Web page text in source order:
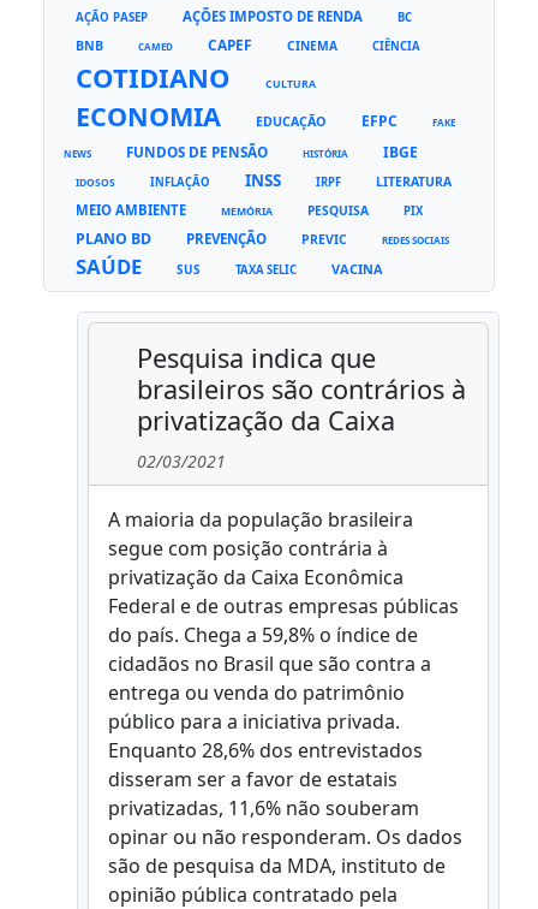
AÇÃO PASEP AÇÕES IMPOSTO DE RENDA BC
BNB CAMED CAPEF CINEMA CIÊNCIA
COTIDIANO CULTURA
ECONOMIA EDUCAÇÃO EFPC FAKE
NEWS FUNDOS DE PENSÃO HISTÓRIA IBGE
IDOSOS INFLAÇÃO INSS IRPF LITERATURA
MEIO AMBIENTE MEMÓRIA PESQUISA PIX
PLANO BD PREVENÇÃO PREVIC REDES SOCIAIS
SAÚDE SUS TAXA SELIC VACINA
Pesquisa indica que
brasileiros são contrários à
privatização da Caixa
02/03/2021
A maioria da população brasileira
segue com posição contrária à
privatização da Caixa Econômica
Federal e de outras empresas públicas
do país. Chega a 59,8% o índice de
cidadãos no Brasil que são contra a
entrega ou venda do patrimônio
público para a iniciativa privada.
Enquanto 28,6% dos entrevistados
disseram ser a favor de estatais
privatizadas, 11,6% não souberam
opinar ou não responderam. Os dados
são de pesquisa da MDA, instituto de
opinião pública contratado pela